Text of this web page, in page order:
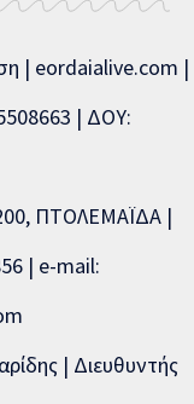
| eordaialive.com |
| ΔΟΥ:
ΠΤΟΛΕΜΑΪΔΑ |
| e-mail:
| Διευθυντής